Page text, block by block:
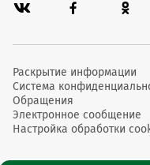
Раскрытие информации
Система
Обращения
Электронное сообщение
Настройка обработки